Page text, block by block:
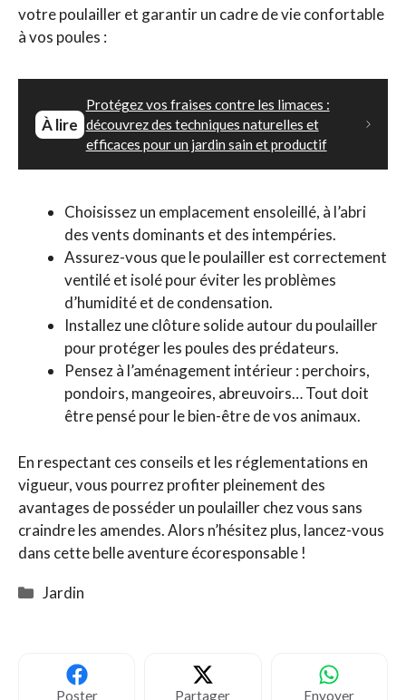
votre poulailler et garantir un cadre de vie confortable
à vos poules :
À lire
Protégez vos fraises contre les limaces :
découvrez des techniques naturelles et
efficaces pour un jardin sain et productif
Choisissez un emplacement ensoleillé, à l’abri
des vents dominants et des intempéries.
Assurez-vous que le poulailler est correctement
ventilé et isolé pour éviter les problèmes
d’humidité et de condensation.
Installez une clôture solide autour du poulailler
pour protéger les poules des prédateurs.
Pensez à l’aménagement intérieur : perchoirs,
pondoirs, mangeoires, abreuvoirs… Tout doit
être pensé pour le bien-être de vos animaux.
En respectant ces conseils et les réglementations en
vigueur, vous pourrez profiter pleinement des
avantages de posséder un poulailler chez vous sans
craindre les amendes. Alors n’hésitez plus, lancez-vous
dans cette belle aventure écoresponsable !
Catégories
Jardin
Poster Partager Envoyer